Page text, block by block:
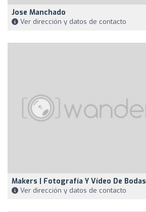
Jose Manchado
Ver dirección y datos de contacto
Makers | Fotografía Y Vídeo De Bodas
Ver dirección y datos de contacto